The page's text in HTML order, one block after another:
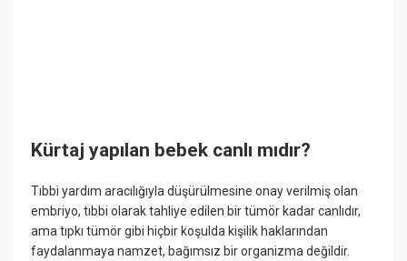
Kürtaj yapılan bebek canlı mıdır?
Tıbbi yardım aracılığıyla düşürülmesine onay verilmiş olan
embriyo, tıbbi olarak tahliye edilen bir tümör kadar canlıdır,
ama tıpkı tümör gibi hiçbir koşulda kişilik haklarından
faydalanmaya namzet, bağımsız bir organizma değildir.